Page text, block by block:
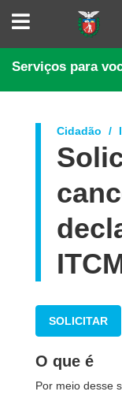
SECRETARIA
FAZENDA
Serviços para
Cidadão
SOLICITAR
O que é
Por meio desse